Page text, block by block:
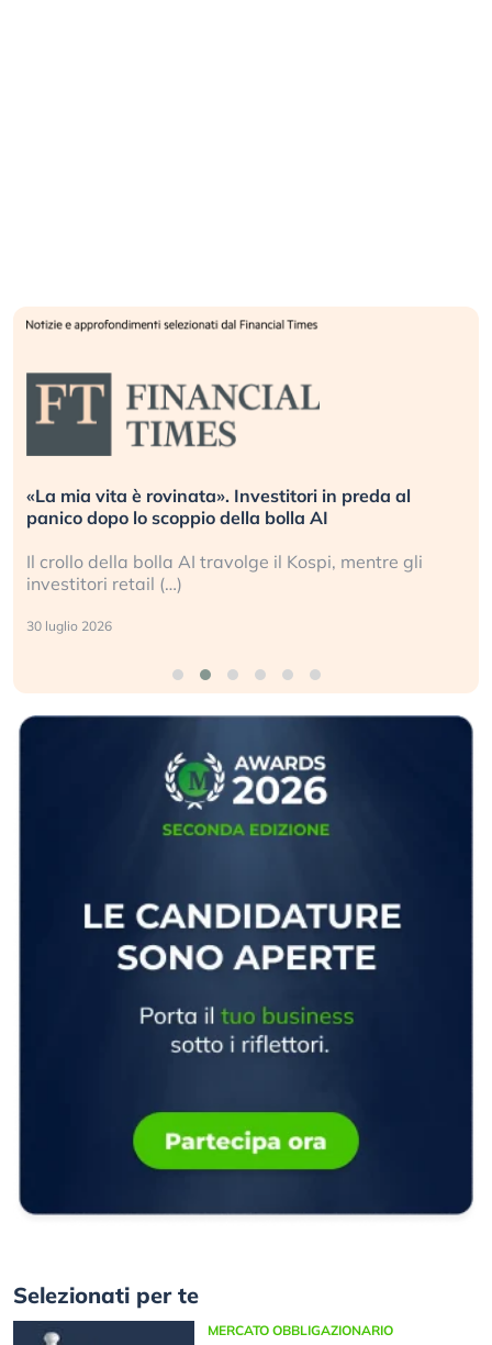
«La mia vita è rovinata». Investitori in preda al
panico dopo lo scoppio della bolla AI
Il crollo della bolla AI travolge il Kospi, mentre gli
investitori retail (…)
30 luglio 2026
Selezionati per te
MERCATO OBBLIGAZIONARIO